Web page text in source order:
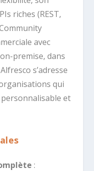
riches (REST,
avec
premise, dans
s’adresse
qui
et
: